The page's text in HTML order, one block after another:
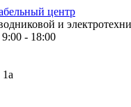
и
9:00 - 18:00
1а